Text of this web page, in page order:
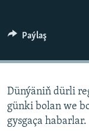
Paýlaş
Dünýäniň dürli
günki bolan we
gysgaça habarlar.